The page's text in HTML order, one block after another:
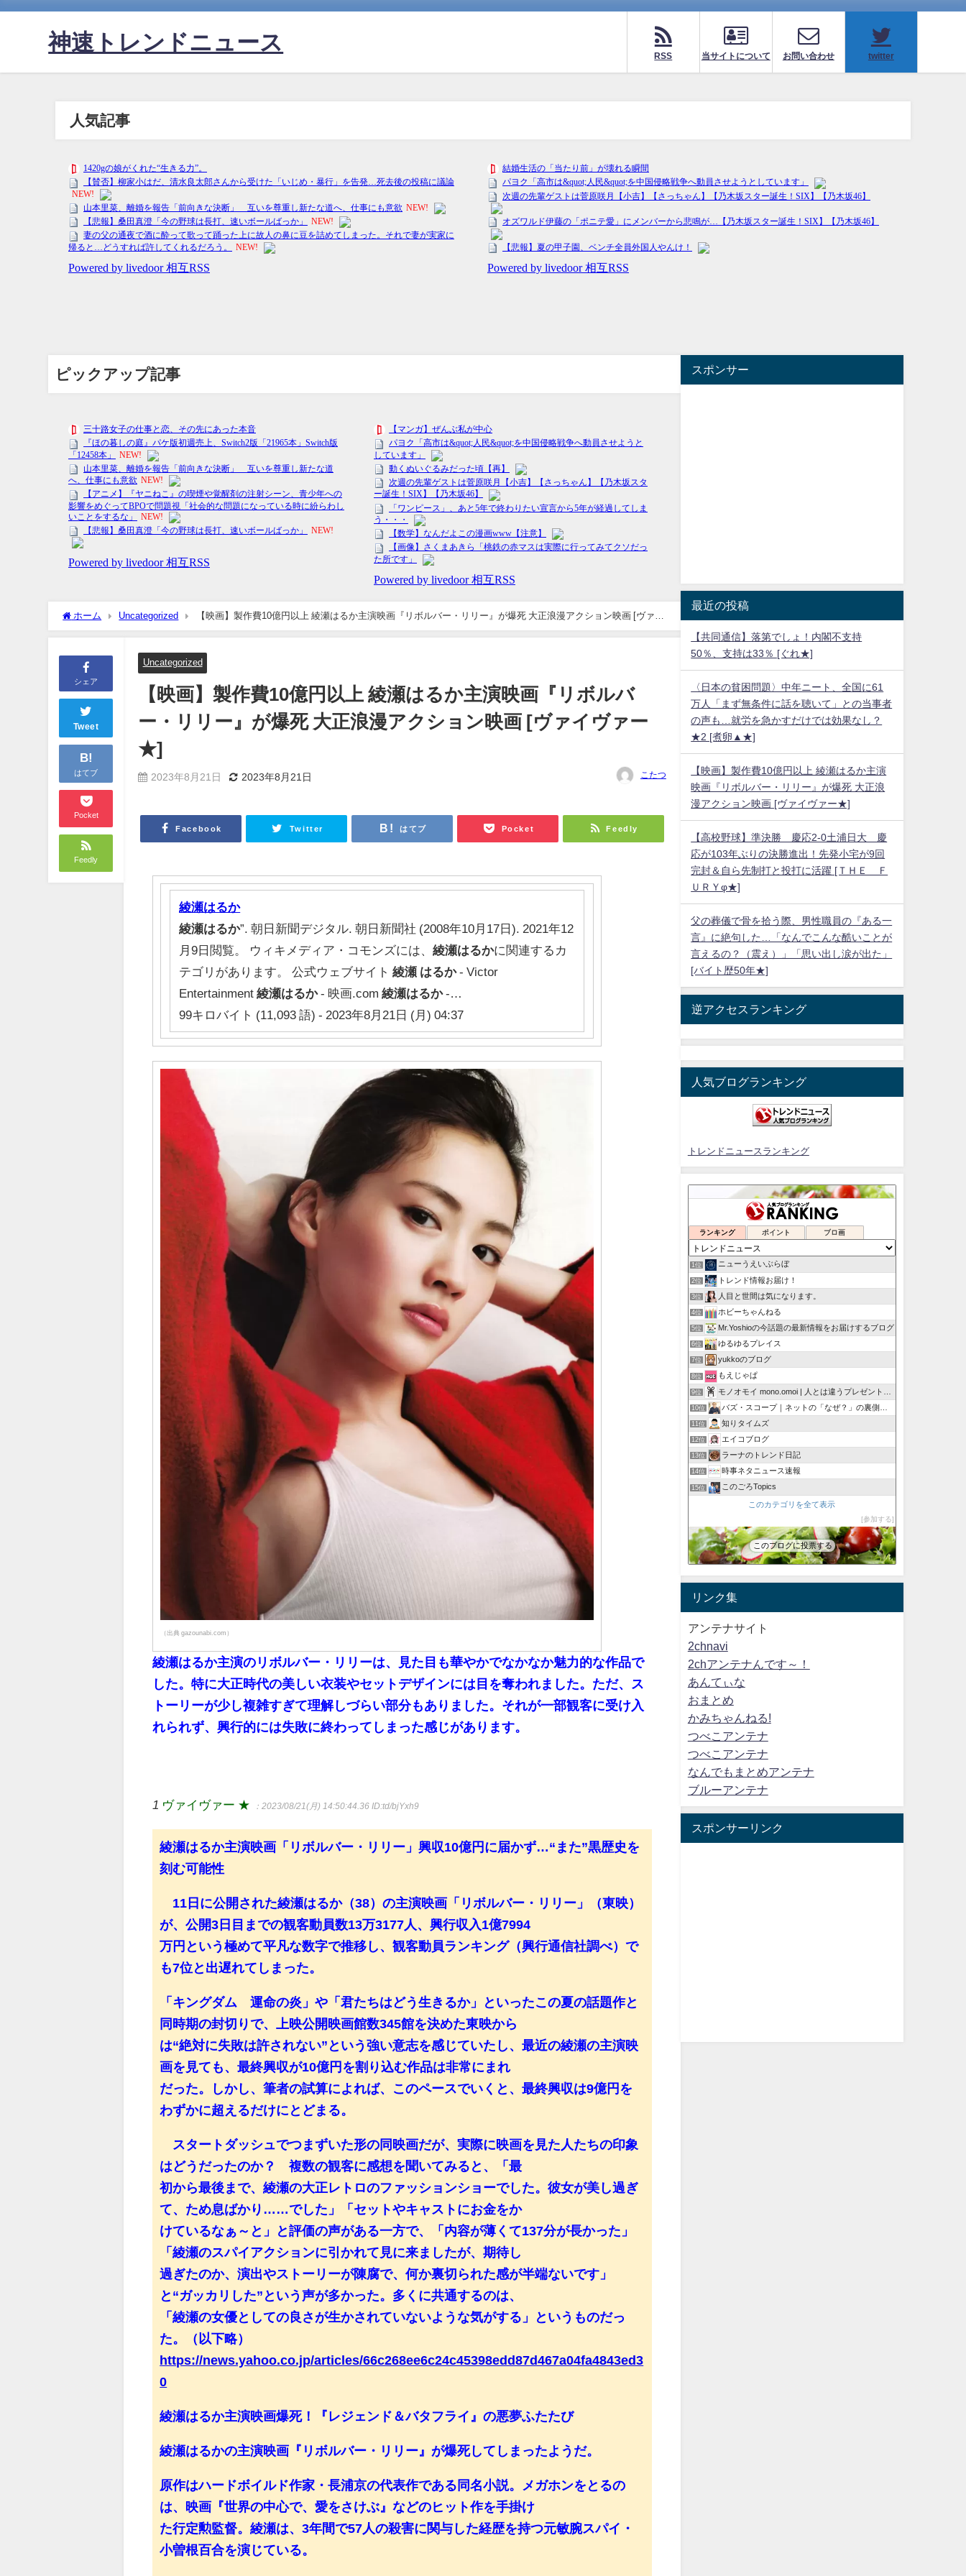
神速トレンドニュース
RSS 当サイトについて お問い合わせ twitter
人気記事
ピックアップ記事
ホーム Uncategorized
【映画】製作費10億円以上 綾瀬はるか主演映画『リボルバー・リリー』が爆死 大正浪漫アクション映画 [ヴァイ
ヴァー★]
シェア
Tweet
B!
はてブ
Pocket
Feedly
Uncategorized
【映画】製作費10億円以上 綾瀬はるか主演映画『リボルバ
ー・リリー』が爆死 大正浪漫アクション映画 [ヴァイヴァー
★]
2023年8月21日 2023年8月21日 こたつ
Facebook Twitter はてブ Pocket Feedly
綾瀬はるか
綾瀬はるか”. 朝日新聞デジタル. 朝日新聞社 (2008年10月17日). 2021年12
月9日閲覧。 ウィキメディア・コモンズには、綾瀬はるかに関連するカ
テゴリがあります。 公式ウェブサイト綾瀬 はるか- Victor
Entertainment綾瀬はるか- 映画.com綾瀬はるか-…
99キロバイト (11,093 語) - 2023年8月21日 (月) 04:37
（出典 gazounabi.com）
綾瀬はるか主演のリボルバー・リリーは、見た目も華やかでなかなか魅力的な作品で
した。特に大正時代の美しい衣装やセットデザインには目を奪われました。ただ、ス
トーリーが少し複雑すぎて理解しづらい部分もありました。それが一部観客に受け入
れられず、興行的には失敗に終わってしまった感じがあります。
1 ヴァイヴァー ★ ：2023/08/21(月) 14:50:44.36ID:td/bjYxh9
綾瀬はるか主演映画「リボルバー・リリー」興収10億円に届かず…“また”黒歴史を
刻む可能性
11日に公開された綾瀬はるか（38）の主演映画「リボルバー・リリー」（東映）
が、公開3日目までの観客動員数13万3177人、興行収入1億7994
万円という極めて平凡な数字で推移し、観客動員ランキング（興行通信社調べ）で
も7位と出遅れてしまった。
「キングダム 運命の炎」や「君たちはどう生きるか」といったこの夏の話題作と
同時期の封切りで、上映公開映画館数345館を決めた東映から
は“絶対に失敗は許されない”という強い意志を感じていたし、最近の綾瀬の主演映
画を見ても、最終興収が10億円を割り込む作品は非常にまれ
だった。しかし、筆者の試算によれば、このペースでいくと、最終興収は9億円を
わずかに超えるだけにとどまる。
スタートダッシュでつまずいた形の同映画だが、実際に映画を見た人たちの印象
はどうだったのか？ 複数の観客に感想を聞いてみると、「最
初から最後まで、綾瀬の大正レトロのファッションショーでした。彼女が美し過ぎ
て、ため息ばかり……でした」「セットやキャストにお金をか
けているなぁ～と」と評価の声がある一方で、「内容が薄くて137分が長かった」
「綾瀬のスパイアクションに引かれて見に来ましたが、期待し
過ぎたのか、演出やストーリーが陳腐で、何か裏切られた感が半端ないです」
と“ガッカリした”という声が多かった。多くに共通するのは、
「綾瀬の女優としての良さが生かされていないような気がする」というものだっ
た。（以下略）
https://news.yahoo.co.jp/articles/66c268ee6c24c45398edd87d467a04fa4843ed3
0
綾瀬はるか主演映画爆死！『レジェンド＆バタフライ』の悪夢ふたたび
綾瀬はるかの主演映画『リボルバー・リリー』が爆死してしまったようだ。
原作はハードボイルド作家・長浦京の代表作である同名小説。メガホンをとるの
は、映画『世界の中心で、愛をさけぶ』などのヒット作を手掛け
た行定勲監督。綾瀬は、3年間で57人の殺害に関与した経歴を持つ元敏腕スパイ・
小曽根百合を演じている。
スポンサー
最近の投稿
【共同通信】落第でしょ！内閣不支持
50％、支持は33％ [ぐれ★]
〈日本の貧困問題〉中年ニート、全国に61
万人「まず無条件に話を聴いて」との当事者
の声も…就労を急かすだけでは効果なし？
★2 [煮卵▲★]
【映画】製作費10億円以上 綾瀬はるか主演
映画『リボルバー・リリー』が爆死 大正浪
漫アクション映画 [ヴァイヴァー★]
【高校野球】準決勝 慶応2-0土浦日大 慶
応が103年ぶりの決勝進出！先発小宅が9回
完封＆自ら先制打と投打に活躍 [ＴＨＥ Ｆ
ＵＲＹφ★]
父の葬儀で骨を拾う際、男性職員の『ある一
言』に絶句した…「なんでこんな酷いことが
言えるの？（震え）」「思い出し涙が出た」
[バイト歴50年★]
逆アクセスランキング
人気ブログランキング
トレンドニュースランキング
ランキング ポイント ブロ画
1位 ニューうえいぶらぼ
2位 トレンド情報お届け！
3位 人目と世間は気になります。
4位 ホビーちゃんねる
5位 Mr.Yoshioの今話題の最新情報をお届けするブログ
6位 ゆるゆるプレイス
7位 yukkoのブログ
8位 もえじゃぱ
9位 モノオモイ mono.omoi | 人とは違うプレゼントに。
10位 バズ・スコープ｜ネットの「なぜ？」の裏側を深掘り
11位 知りタイムズ
12位 エイコブログ
13位 ラーナのトレンド日記
14位 時事ネタニュース速報
15位 このごろTopics
このカテゴリを全て表示
参加する
このブログに投票する
リンク集
アンテナサイト
2chnavi
2chアンテナんです～！
あんてぃな
おまとめ
かみちゃんねる!
つべこアンテナ
つべこアンテナ
なんでもまとめアンテナ
ブルーアンテナ
スポンサーリンク